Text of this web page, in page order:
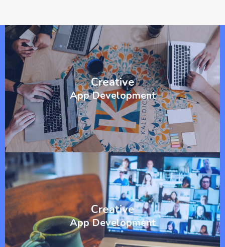
Creative
App Development
Creative
App Development